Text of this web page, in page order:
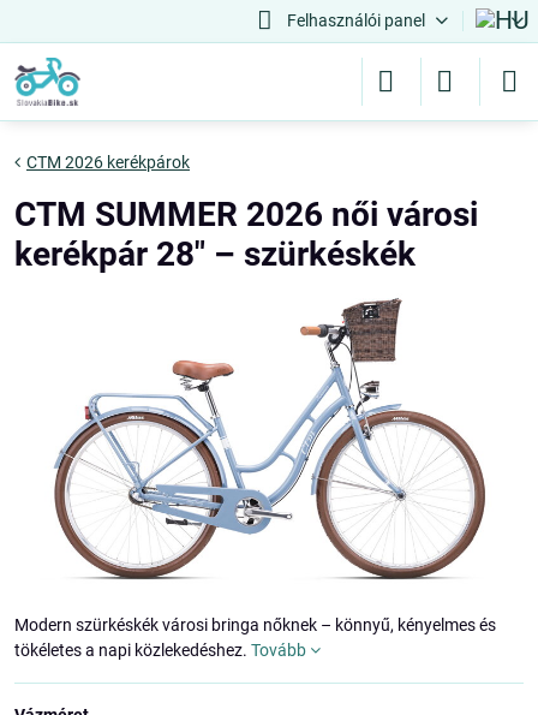
Felhasználói panel
CTM 2026 kerékpárok
CTM SUMMER 2026 női városi
kerékpár 28" – szürkéskék
Modern szürkéskék városi bringa nőknek – könnyű, kényelmes és
tökéletes a napi közlekedéshez. Tovább